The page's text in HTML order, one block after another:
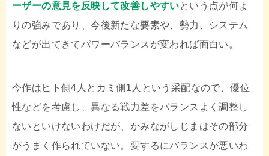
ーザーの意見を反映して改善しやすいという点が何よ
りの強みであり、今後新たな要素や、勢力、システム
などが出てきてパワーバランスが変われば面白い。
今作はヒト側4人とカミ側1人という采配なので、優位
性などを考慮し、異なる戦力差をバランスよく調整し
ないといけないわけだが、かみながしじまはその部分
がうまく作られていない。要するにバランスが悪いわ